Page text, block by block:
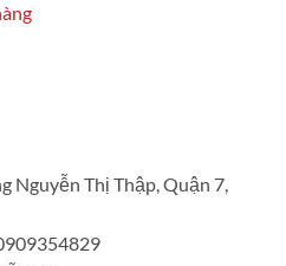
Nguyễn Thị Thập, Quận 7,